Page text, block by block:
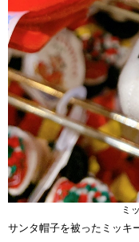
ミ
サンタ帽子を被ったミッキ